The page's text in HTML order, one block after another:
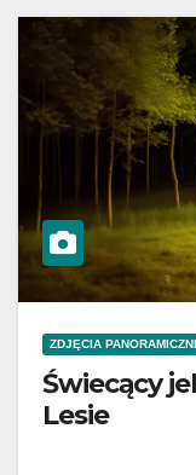
ZDJĘCIA
Świecący
Lesie